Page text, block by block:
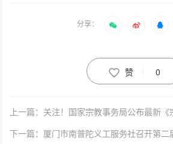
分享：
赞 0
上一篇：关注！国家宗教事务局公布最新《